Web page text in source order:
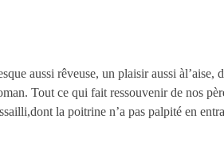
aussi rêveuse, un plaisir aussi
Tout ce qui fait ressouvenir de nos
la poitrine n’a pas palpité en